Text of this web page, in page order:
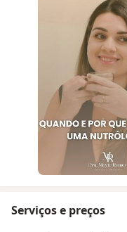
Serviços e preços